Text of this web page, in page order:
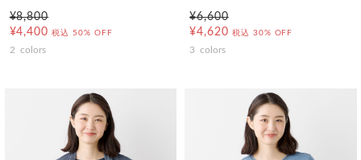
¥8,800
¥4,400 税込 50% OFF
2 colors
¥6,600
¥4,620 税込 30% OFF
3 colors